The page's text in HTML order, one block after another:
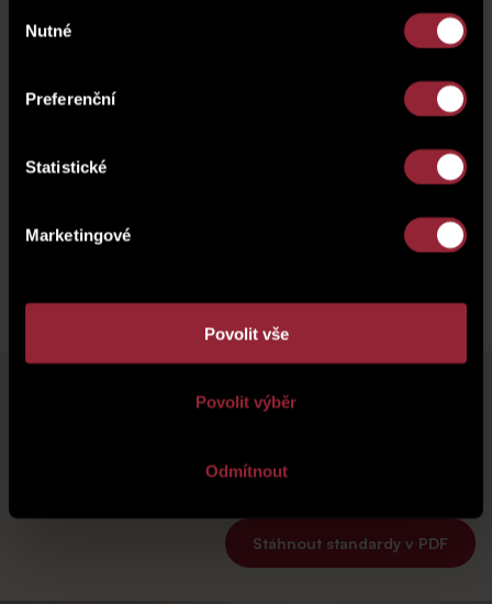
souhlasu
Nutné
Preferenční
Statistické
Marketingové
Povolit vše
Povolit výběr
Odmítnout
Stáhnout standardy v PDF